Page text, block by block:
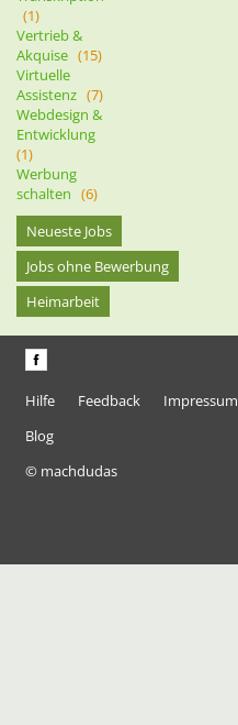
(1)
Vertrieb &
Akquise (15)
Virtuelle
Assistenz (7)
Webdesign &
Entwicklung
(1)
Werbung
schalten (6)
Neueste Jobs
Jobs ohne Bewerbung
Heimarbeit
Hilfe Feedback Impressum
Blog
© machdudas